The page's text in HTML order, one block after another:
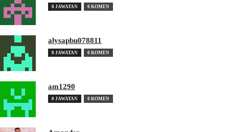
0 JAWATAN 0 KOMEN
alysapbu078811
0 JAWATAN 0 KOMEN
am1290
0 JAWATAN 0 KOMEN